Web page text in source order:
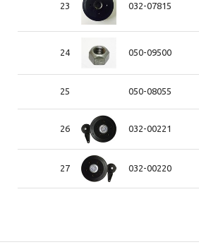
23 032-07815
24 050-09500
25 050-08055
26 032-00221
27 032-00220